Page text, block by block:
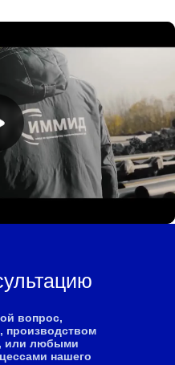
вопрос,
производством
или любыми
нашего